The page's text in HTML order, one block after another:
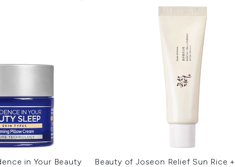
in Your Beauty
Beauty of Joseon Relief Sun Rice +